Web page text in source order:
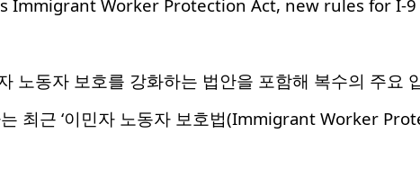
노동자 보호를 강화하는 법안을 포함해 복수의 주요
최근 ‘이민자 노동자 보호법(Immigrant Worker